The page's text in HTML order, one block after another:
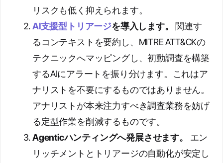
リスクも低く抑えられます。
AI支援型トリアージを導入します。
関連す
るコンテキストを要約し、MITRE ATT&CKの
テクニックへマッピングし、初動調査を構築
するAIにアラートを振り分けます。これはア
ナリストを不要にするものではありません。
アナリストが本来注力すべき調査業務を妨げ
る定型作業を削減するものです。
Agenticハンティングへ発展させます。
エン
リッチメントとトリアージの自動化が安定し